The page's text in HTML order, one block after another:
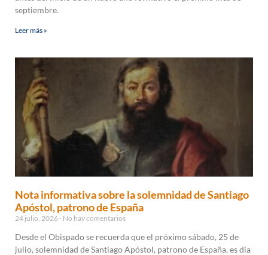
septiembre.
Leer más »
Nota informativa sobre la solemnidad de Santiago
Apóstol, patrono de España
24 julio, 2026 No hay comentarios
Desde el Obispado se recuerda que el próximo sábado, 25 de
julio, solemnidad de Santiago Apóstol, patrono de España, es día